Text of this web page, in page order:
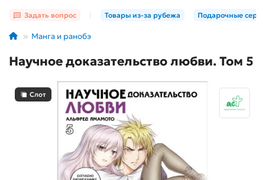
Задать вопрос Товары из-за рубежа Подарочные
Манга и ранобэ
Научное доказательство любви. Том 5
Слот